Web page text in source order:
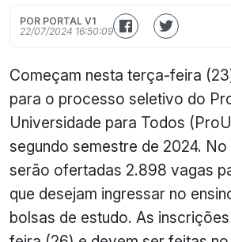
POR PORTAL V1
22/07/2024 16:50:09
Começam nesta terça-feira
para o processo seletivo do
Universidade para Todos
segundo semestre de 2024.
serão ofertadas 2.898 vagas
que desejam ingressar no
bolsas de estudo. As